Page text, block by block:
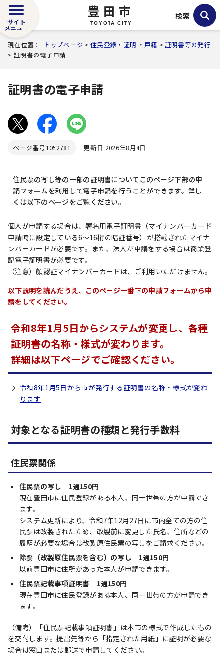
豊田市
TOYOTA CITY
サイト
メニュー
検索
現在位置： トップページ >住民登録・証明 ・戸籍 > 証明書等の発行
> 証明書の電子申請
証明書の電子申請
ページ番号1052781 更新日 2026年8月4日
住民票の写し等の一部の証明書についてこのページ下部の申
請フォームを利用して電子申請を行うことができます。詳し
くは以下のページをご覧ください。
個人が申請する場合は、署名用電子証明書（マイナンバーカード
申請時に設定している6～16桁の暗証番号）が搭載されたマイナ
ンバーカードが必要です。また、法人が申請をする場合は商業登
記電子証明書が必要です。
（注意）顔認証マイナンバーカードは、ご利用いただけません。
以下説明を読んだうえ、このページ一番下の申請フォームから申
請をしてください。
令和8年1月5日からシステムが変更し、各種
証明書の名称・様式が変わります。
詳細は以下ページでご確認ください。
令和8年1月5日から市が発行する証明書の名称・様式が変わ
ります
対象となる証明書の種類と発行手数料
住民票関係
住民票の写し 1通150円
現在豊田市に住民登録がある本人、同一世帯の方が申請でき
ます。
システム更新により、令和7年12月27日に市内全ての方の住
民票は改製されたため、改製前に変更した氏名、住所などの
履歴が必要な場合は改製原住民票の写しをご請求ください。
除票（改製原住民票を含む）の写し 1通150円
以前豊田市に住所があった本人が申請できます。
住民票記載事項証明書 1通150円
現在豊田市に住民登録がある本人、同一世帯の方が申請でき
ます。
（備考）「住民票記載事項証明書」は本市の様式で作成したもの
を交付します。提出先等から「指定された用紙」に証明が必要な
場合は窓口または郵送で申請してください。